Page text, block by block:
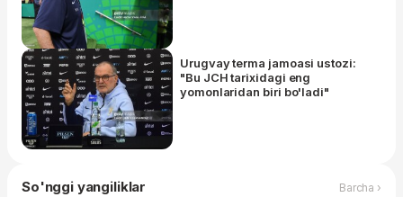
Urugvay terma jamoasi ustozi:
"Bu JCH tarixidagi eng
yomonlaridan biri bo'ladi"
So'nggi yangiliklar Barcha ›